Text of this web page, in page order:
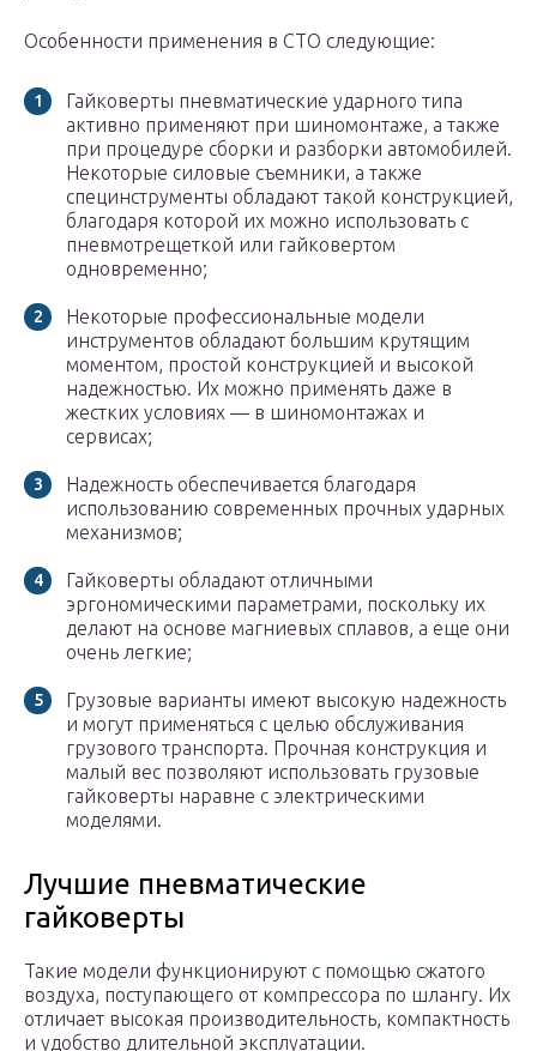
Особенности применения в СТО следующие:
Гайковерты пневматические ударного типа
активно применяют при шиномонтаже, а также
при процедуре сборки и разборки автомобилей.
Некоторые силовые съемники, а также
специнструменты обладают такой конструкцией,
благодаря которой их можно использовать с
пневмотрещеткой или гайковертом
одновременно;
Некоторые профессиональные модели
инструментов обладают большим крутящим
моментом, простой конструкцией и высокой
надежностью. Их можно применять даже в
жестких условиях — в шиномонтажах и
сервисах;
Надежность обеспечивается благодаря
использованию современных прочных ударных
механизмов;
Гайковерты обладают отличными
эргономическими параметрами, поскольку их
делают на основе магниевых сплавов, а еще они
очень легкие;
Грузовые варианты имеют высокую надежность
и могут применяться с целью обслуживания
грузового транспорта. Прочная конструкция и
малый вес позволяют использовать грузовые
гайковерты наравне с электрическими
моделями.
Лучшие пневматические
гайковерты
Такие модели функционируют с помощью сжатого
воздуха, поступающего от компрессора по шлангу. Их
отличает высокая производительность, компактность
и удобство длительной эксплуатации.